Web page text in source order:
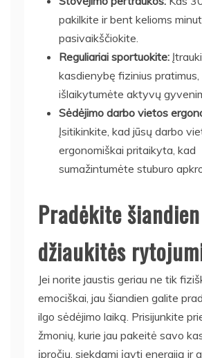
pakilkite ir bent kelioms
pasivaikščiokite.
Reguliariai sportuokite:
kasdienybę fizinius pratimus,
išlaikytumėte aktyvų
Sėdėjimo darbo vietos
Įsitikinkite, kad jūsų darbo
ergonomiškai pritaikyta, kad
sumažintumėte stuburo
Pradėkite
džiaukitės
Jei norite jaustis geriau ne tik
emociškai, jau šiandien galite
ilgo sėdėjimo laiką. Prisijunkite
žmonių, kurie jau pakeitė savo
įpročių, siekdami įgyti energiją ir